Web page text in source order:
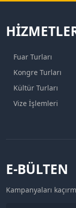
Fuar Turları
Kongre Turları
Kültür Turları
Vize İşlemleri
E-BÜLTEN
Kampanyaları